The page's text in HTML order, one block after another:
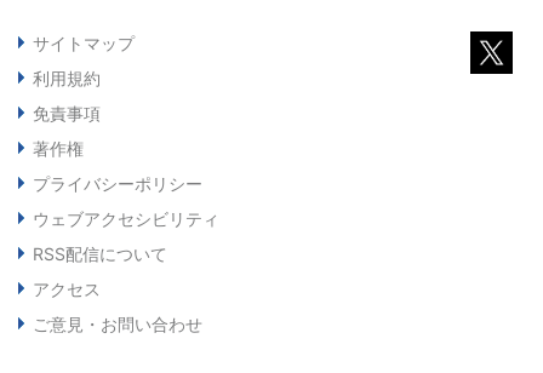
サイトマップ
利用規約
免責事項
著作権
プライバシーポリシー
ウェブアクセシビリティ
RSS配信について
アクセス
ご意見・お問い合わせ